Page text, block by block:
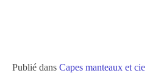
Publié dans Capes manteaux et cie